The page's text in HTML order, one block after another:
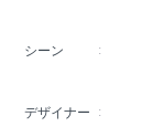
シーン
デザイナー